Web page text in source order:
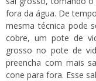
fora da água. De
mesma técnica pode
cobre, um pote de
grosso no pote de
preencha com mais
cone para fora. Esse